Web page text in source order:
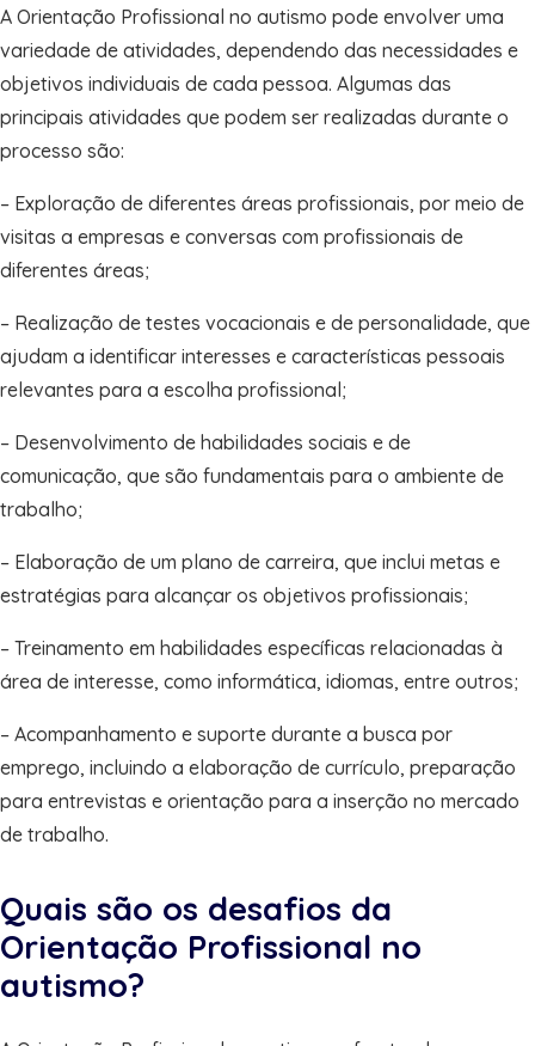
A Orientação Profissional no autismo pode envolver uma
variedade de atividades, dependendo das necessidades e
objetivos individuais de cada pessoa. Algumas das
principais atividades que podem ser realizadas durante o
processo são:
– Exploração de diferentes áreas profissionais, por meio de
visitas a empresas e conversas com profissionais de
diferentes áreas;
– Realização de testes vocacionais e de personalidade, que
ajudam a identificar interesses e características pessoais
relevantes para a escolha profissional;
– Desenvolvimento de habilidades sociais e de
comunicação, que são fundamentais para o ambiente de
trabalho;
– Elaboração de um plano de carreira, que inclui metas e
estratégias para alcançar os objetivos profissionais;
– Treinamento em habilidades específicas relacionadas à
área de interesse, como informática, idiomas, entre outros;
– Acompanhamento e suporte durante a busca por
emprego, incluindo a elaboração de currículo, preparação
para entrevistas e orientação para a inserção no mercado
de trabalho.
Quais são os desafios da
Orientação Profissional no
autismo?